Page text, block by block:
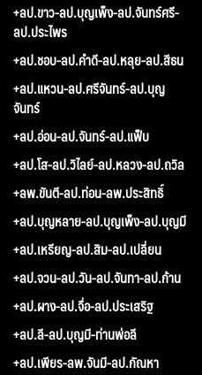
+ลป.ขาว-ลป.บุญเพ็ง-ลป.จันทร์ศรี-
ลป.ประไพร
+ลป.ชอบ-ลป.คำดี-ลป.หลุย-ลป.สีธน
+ลป.แหวน-ลป.ศรีจันทร์-ลป.บุญ
จันทร์
+ลป.อ่อน-ลป.จันทร์-ลป.แฟ็บ
+ลป.โส-ลป.วิไลย์-ลป.หลวง-ลป.ถวิล
+ลพ.ขันตี-ลป.ท่อน-ลพ.ประสิทธิ์
+ลป.บุญหลาย-ลป.บุญเพ็ง-ลป.บุญมี
+ลป.เหรียญ-ลป.สิม-ลป.เปลี่ยน
+ลป.จวน-ลป.วัน-ลป.จันทา-ลป.ก้าน
+ลป.ผาง-ลป.จื่อ-ลป.ประเสริฐ
+ลป.ลี-ลป.บุญมี-ท่านพ่อลี
+ลป.เพียร-ลพ.จันมี-ลป.กัณหา